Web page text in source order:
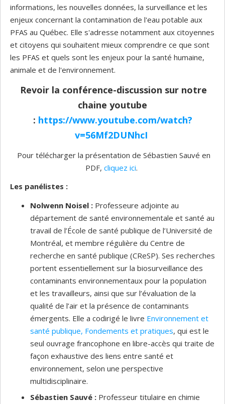
informations, les nouvelles données, la surveillance et les
enjeux concernant la contamination de l'eau potable aux
PFAS au Québec. Elle s'adresse notamment aux citoyennes
et citoyens qui souhaitent mieux comprendre ce que sont
les PFAS et quels sont les enjeux pour la santé humaine,
animale et de l'environnement.
Revoir la conférence-discussion sur notre
chaine youtube
: https://www.youtube.com/watch?
v=56Mf2DUNhcI
Pour télécharger la présentation de Sébastien Sauvé en
PDF, cliquez ici.
Les panélistes :
Nolwenn Noisel : Professeure adjointe au
département de santé environnementale et santé au
travail de l’École de santé publique de l’Université de
Montréal, et membre régulière du Centre de
recherche en santé publique (CReSP). Ses recherches
portent essentiellement sur la biosurveillance des
contaminants environnementaux pour la population
et les travailleurs, ainsi que sur l’évaluation de la
qualité de l’air et la présence de contaminants
émergents. Elle a codirigé le livre Environnement et
santé publique, Fondements et pratiques, qui est le
seul ouvrage francophone en libre-accès qui traite de
façon exhaustive des liens entre santé et
environnement, selon une perspective
multidisciplinaire.
Sébastien Sauvé : Professeur titulaire en chimie